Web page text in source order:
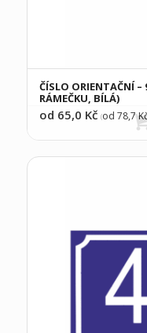
ČÍSLO ORIENTAČNÍ –
RÁMEČKU, BÍLÁ)
od 65,0 Kč (od 78,7